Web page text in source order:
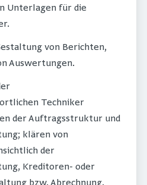
Unterlagen für die
von Berichten,
Auswertungen.
Techniker
der Auftragsstruktur und
klären von
der
Kreditoren- oder